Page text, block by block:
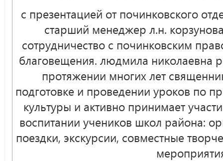
с презентацией от починковского
старший менеджер л.н.
сотрудничество с починковским
благовещения. людмила николаевна
протяжении многих лет
подготовке и проведении уроков по
культуры и активно принимает
воспитании учеников школ района:
поездки, экскурсии, совместные